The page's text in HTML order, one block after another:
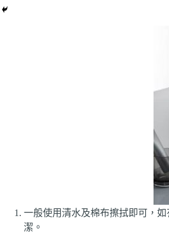
一般使用清水及棉布擦拭即可，
潔。